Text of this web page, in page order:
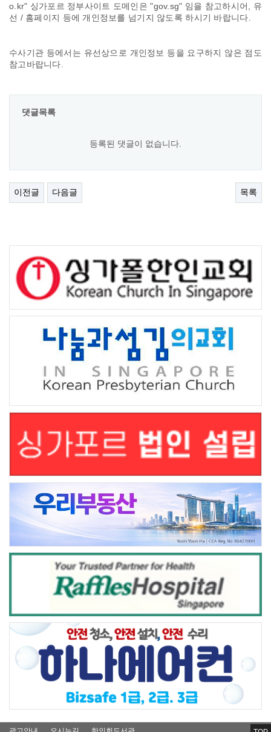
o.kr" 싱가포르 정부사이트 도메인은 "gov.sg" 임을 참고하시어, 유
선 / 홈페이지 등에 개인정보를 넘기지 않도록 하시기 바랍니다.
수사기관 등에서는 유선상으로 개인정보 등을 요구하지 않은 점도
참고바랍니다.
댓글목록
등록된 댓글이 없습니다.
이전글 다음글 목록